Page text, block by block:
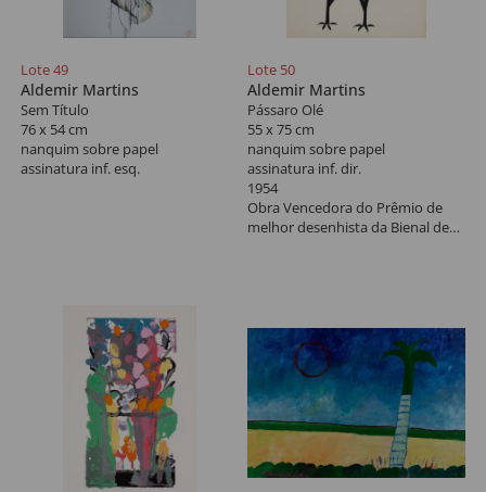
Lote 49
Aldemir Martins
Sem Título
76 x 54 cm
nanquim sobre papel
assinatura inf. esq.
Lote 50
Aldemir Martins
Pássaro Olé
55 x 75 cm
nanquim sobre papel
assinatura inf. dir.
1954
Obra Vencedora do Prêmio de
melhor desenhista da Bienal de
- Convite da Exposição Casa D‘
- Parede exterior da Galeria -
Pássaro Olé
- Contando a arte de Aldemir
Martins, pág. 40
- Capa do livro Aldemir Martins -
50 anos depois de Veneza e pág.
38